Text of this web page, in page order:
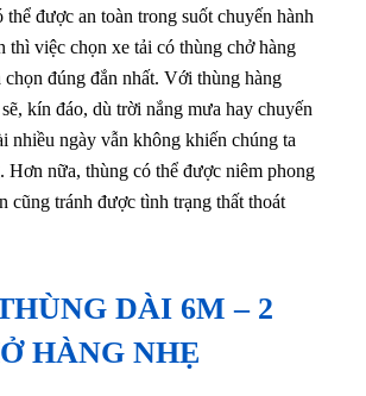
thể được an toàn trong suốt chuyến hành
thì việc chọn xe tải có thùng chở hàng
đúng đắn nhất. Với thùng hàng
kín đáo, dù trời nắng mưa hay chuyến
nhiều ngày vẫn không khiến chúng ta
Hơn nữa, thùng có thể được niêm phong
cũng tránh được tình trạng thất thoát
DÀI 6M – 2
HÀNG NHẸ